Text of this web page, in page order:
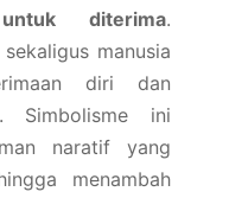
diterima.
manusia
diri dan
Simbolisme ini
naratif yang
menambah